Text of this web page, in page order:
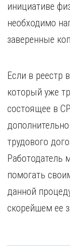
инициативе
необходимо
заверенные
Если в реестр
который уже
состоящее в
трудового
помогать
данной
скорейшем ее